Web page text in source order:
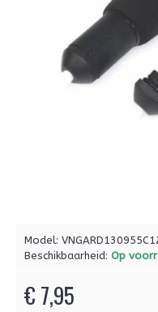
Model:
Beschikbaarheid: Op
€ 7,95